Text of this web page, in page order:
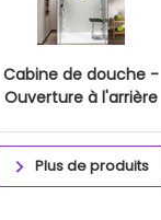
Cabine de douche -
Ouverture à l'arrière
Plus de produits